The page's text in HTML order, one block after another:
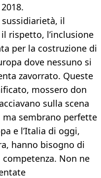
il
rispetto, l’inclusione
per la costruzione di
dove nessuno si
zavorrato. Queste
mossero don
sulla scena
sembrano perfette
e l’Italia di oggi,
hanno bisogno di
Non ne